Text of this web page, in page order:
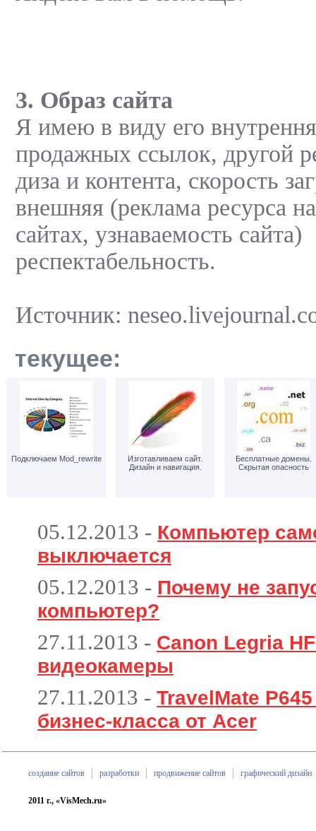
3. Образ сайта
Я имею в виду его
продажных ссылок, другой
диза и контента, скорость
внешняя (реклама ресурса
сайтах, узнаваемость сайта)
респектабельность.
Источник:
текущее:
Подключаем Mod_rewrite
Изготавливаем сайт.
Дизайн и навигация.
Бесплатные домены.
Скрытая опасность
05.12.2013 - Компьютер
выключается
05.12.2013 - Почему не
компьютер?
27.11.2013 - Canon Legria
видеокамеры
27.11.2013 - TravelMate
бизнес-класса от Acer
создание сайтов разработки продвижение сайтов графический дизайн
2011 г., «VisMech.ru»